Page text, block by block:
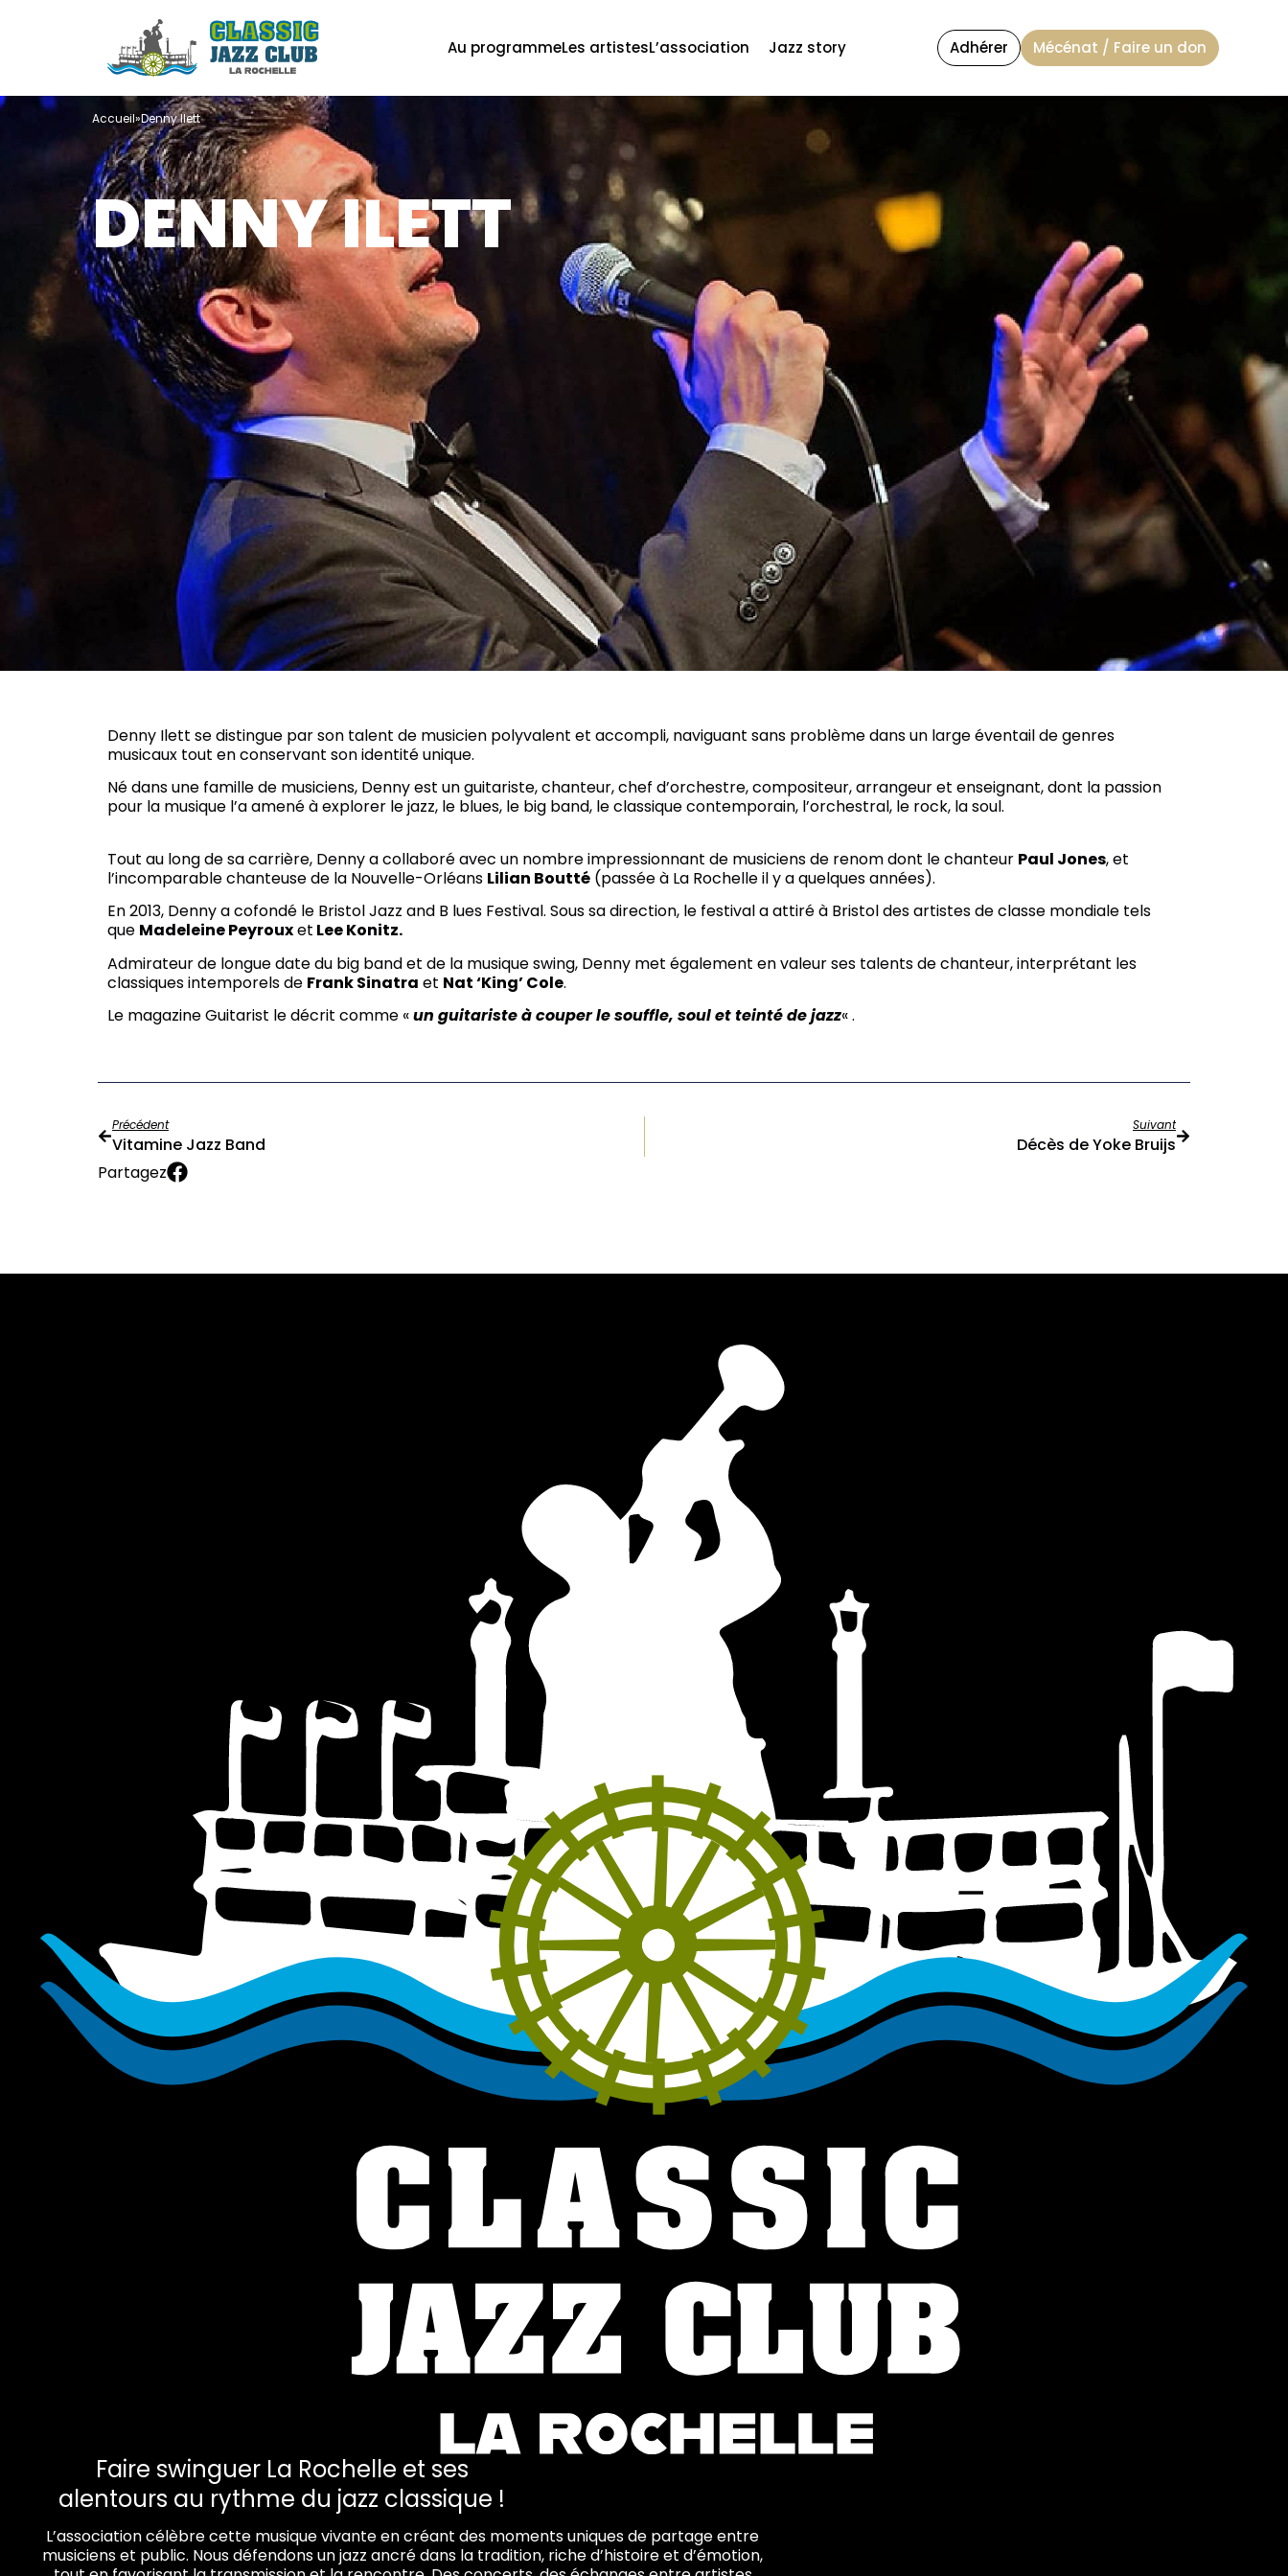
Au programmeLes artistesL’association Jazz story Adhérer Mécénat / Faire un don
Accueil»Denny Ilett
DENNY ILETT
Denny Ilett se distingue par son talent de musicien polyvalent et accompli, naviguant sans problème dans un large éventail de genres
musicaux tout en conservant son identité unique.
Né dans une famille de musiciens, Denny est un guitariste, chanteur, chef d’orchestre, compositeur, arrangeur et enseignant, dont la passion
pour la musique l’a amené à explorer le jazz, le blues, le big band, le classique contemporain, l’orchestral, le rock, la soul.
Tout au long de sa carrière, Denny a collaboré avec un nombre impressionnant de musiciens de renom dont le chanteur Paul Jones, et
l’incomparable chanteuse de la Nouvelle-Orléans Lilian Boutté (passée à La Rochelle il y a quelques années).
En 2013, Denny a cofondé le Bristol Jazz and B lues Festival. Sous sa direction, le festival a attiré à Bristol des artistes de classe mondiale tels
que Madeleine Peyrouxet Lee Konitz.
Admirateur de longue date du big band et de la musique swing, Denny met également en valeur ses talents de chanteur, interprétant les
classiques intemporels de Frank Sinatra et Nat ‘King’ Cole.
Le magazine Guitarist le décrit comme «un guitariste à couper le souffle, soul et teinté de jazz« .
Précédent
Vitamine Jazz Band
Suivant
Décès de Yoke Bruijs
Partagez
Faire swinguer La Rochelle et ses
alentours au rythme du jazz classique !
L’association célèbre cette musique vivante en créant des moments uniques de partage entre
musiciens et public. Nous défendons un jazz ancré dans la tradition, riche d’histoire et d’émotion,